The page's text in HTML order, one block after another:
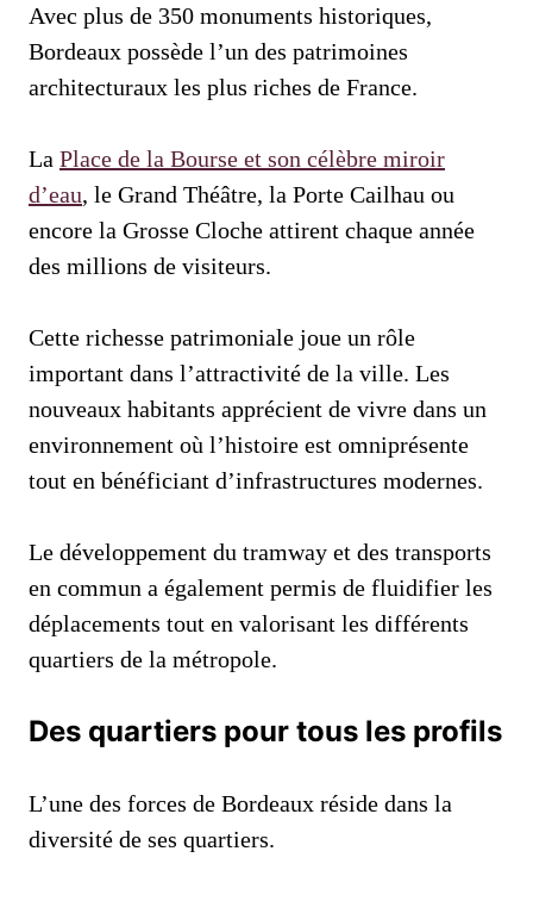
Avec plus de 350 monuments historiques,
Bordeaux possède l’un des patrimoines
architecturaux les plus riches de France.
La Place de la Bourse et son célèbre miroir
d’eau, le Grand Théâtre, la Porte Cailhau ou
encore la Grosse Cloche attirent chaque année
des millions de visiteurs.
Cette richesse patrimoniale joue un rôle
important dans l’attractivité de la ville. Les
nouveaux habitants apprécient de vivre dans un
environnement où l’histoire est omniprésente
tout en bénéficiant d’infrastructures modernes.
Le développement du tramway et des transports
en commun a également permis de fluidifier les
déplacements tout en valorisant les différents
quartiers de la métropole.
Des quartiers pour tous les profils
L’une des forces de Bordeaux réside dans la
diversité de ses quartiers.